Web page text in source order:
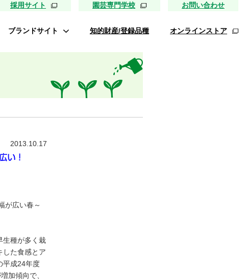
採用サイト 園芸専門学校 お問い合わせ
ブランドサイト
レノンメロン
知的財産/登録品種 オンラインストア
2013.10.17
が広い春～
生種が多く栽
した食感とア
平成24年度
加傾向で、